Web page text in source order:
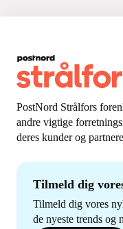
PostNord Strålfors
andre vigtige
deres kunder og
Tilmeld dig
Tilmeld dig vores
de nyeste trends og